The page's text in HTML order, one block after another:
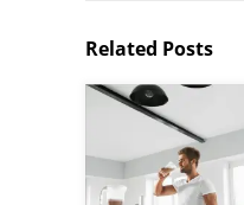
Related Posts